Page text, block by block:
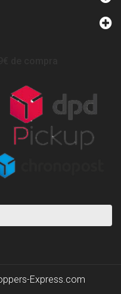
Express.com